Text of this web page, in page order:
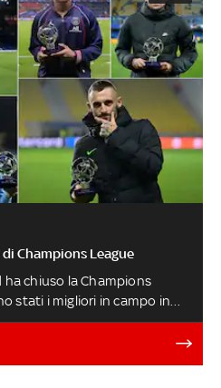
Champions League
ha chiuso la Champions
stati i migliori in campo in
più volte? C'è un leader
Mbappé, Lewandowski e